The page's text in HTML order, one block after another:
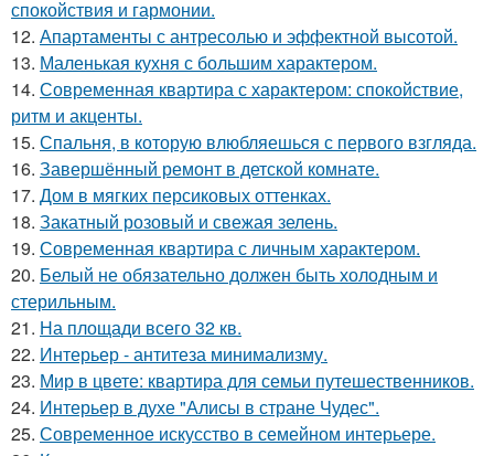
спокойствия и гармонии.
12. Апартаменты с антресолью и эффектной высотой.
13. Маленькая кухня с большим характером.
14. Современная квартира с характером: спокойствие,
ритм и акценты.
15. Спальня, в которую влюбляешься с первого взгляда.
16. Завершённый ремонт в детской комнате.
17. Дом в мягких персиковых оттенках.
18. Закатный розовый и свежая зелень.
19. Современная квартира с личным характером.
20. Белый не обязательно должен быть холодным и
стерильным.
21. На площади всего 32 кв.
22. Интерьер - антитеза минимализму.
23. Мир в цвете: квартира для семьи путешественников.
24. Интерьер в духе "Алисы в стране Чудес".
25. Современное искусство в семейном интерьере.